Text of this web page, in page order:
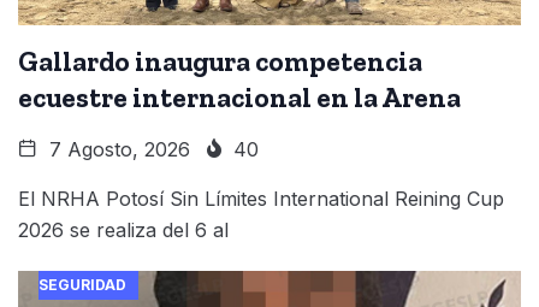
Gallardo inaugura competencia
ecuestre internacional en la Arena
7 Agosto, 2026 40
El NRHA Potosí Sin Límites International Reining Cup
2026 se realiza del 6 al
SEGURIDAD